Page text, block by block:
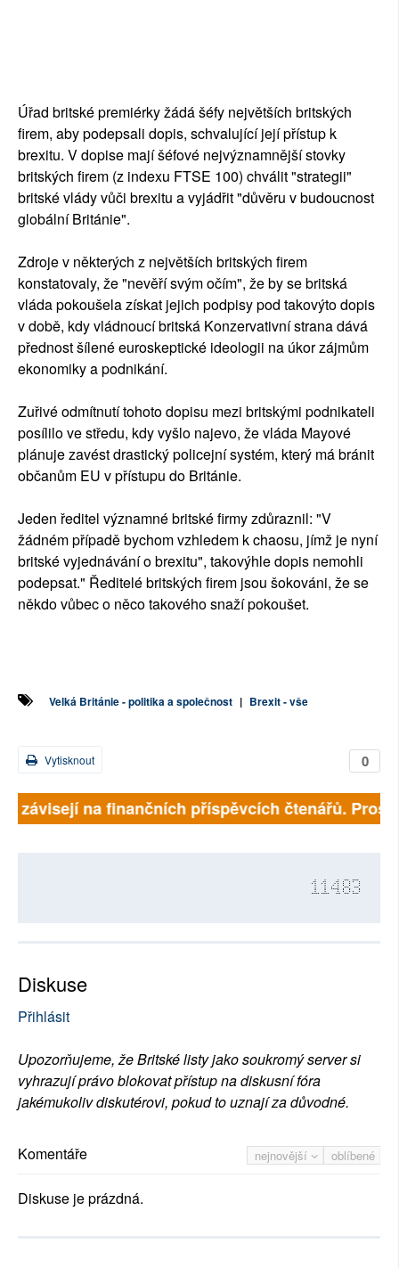
Úřad britské premiérky žádá šéfy největších britských
firem, aby podepsali dopis, schvalující její přístup k
brexitu. V dopise mají šéfové nejvýznamnější stovky
britských firem (z indexu FTSE 100) chválit "strategii"
britské vlády vůči brexitu a vyjádřit "důvěru v budoucnost
globální Británie".
Zdroje v některých z největších britských firem
konstatovaly, že "nevěří svým očím", že by se britská
vláda pokoušela získat jejich podpisy pod takovýto dopis
v době, kdy vládnoucí britská Konzervativní strana dává
přednost šílené euroskeptické ideologii na úkor zájmům
ekonomiky a podnikání.
Zuřivé odmítnutí tohoto dopisu mezi britskými podnikateli
posílilo ve středu, kdy vyšlo najevo, že vláda Mayové
plánuje zavést drastický policejní systém, který má bránit
občanům EU v přístupu do Británie.
Jeden ředitel významné britské firmy zdůraznil: "V
žádném případě bychom vzhledem k chaosu, jímž je nyní
britské vyjednávání o brexitu", takovýhle dopis nemohli
podepsat." Ředitelé britských firem jsou šokováni, že se
někdo vůbec o něco takového snaží pokoušet.
Velká Británie - politika a společnost | Brexit - vše
0
Vytisknout
závisejí na finančních příspěvcích čtenářů.
11483
Diskuse
Přihlásit
Upozorňujeme, že Britské listy jako soukromý server si
vyhrazují právo blokovat přístup na diskusní fóra
jakémukoliv diskutérovi, pokud to uznají za důvodné.
nejnovější oblíbené
Komentáře
Diskuse je prázdná.